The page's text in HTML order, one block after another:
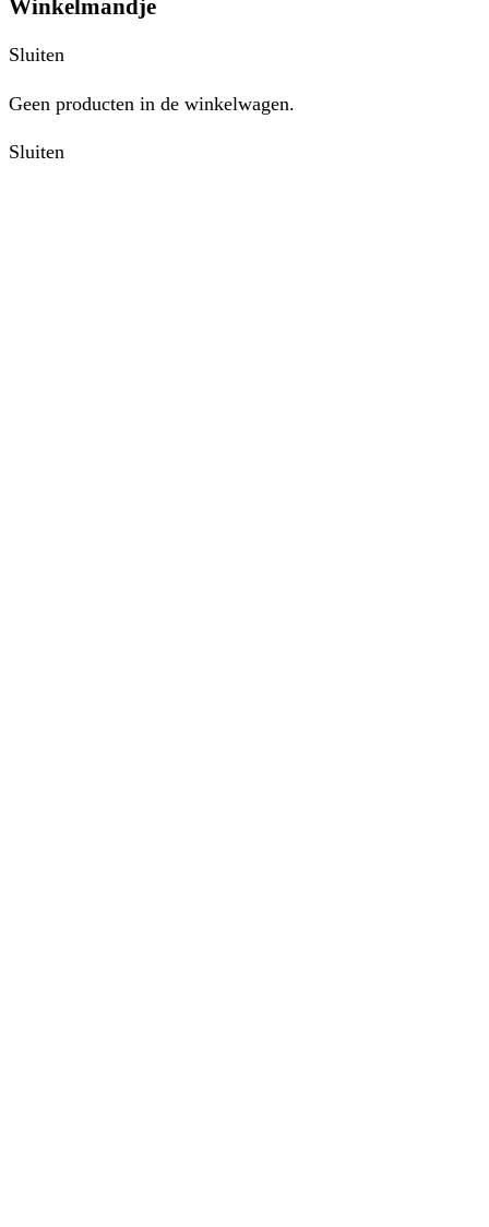
Winkelmandje
Sluiten
Geen producten in de winkelwagen.
Sluiten